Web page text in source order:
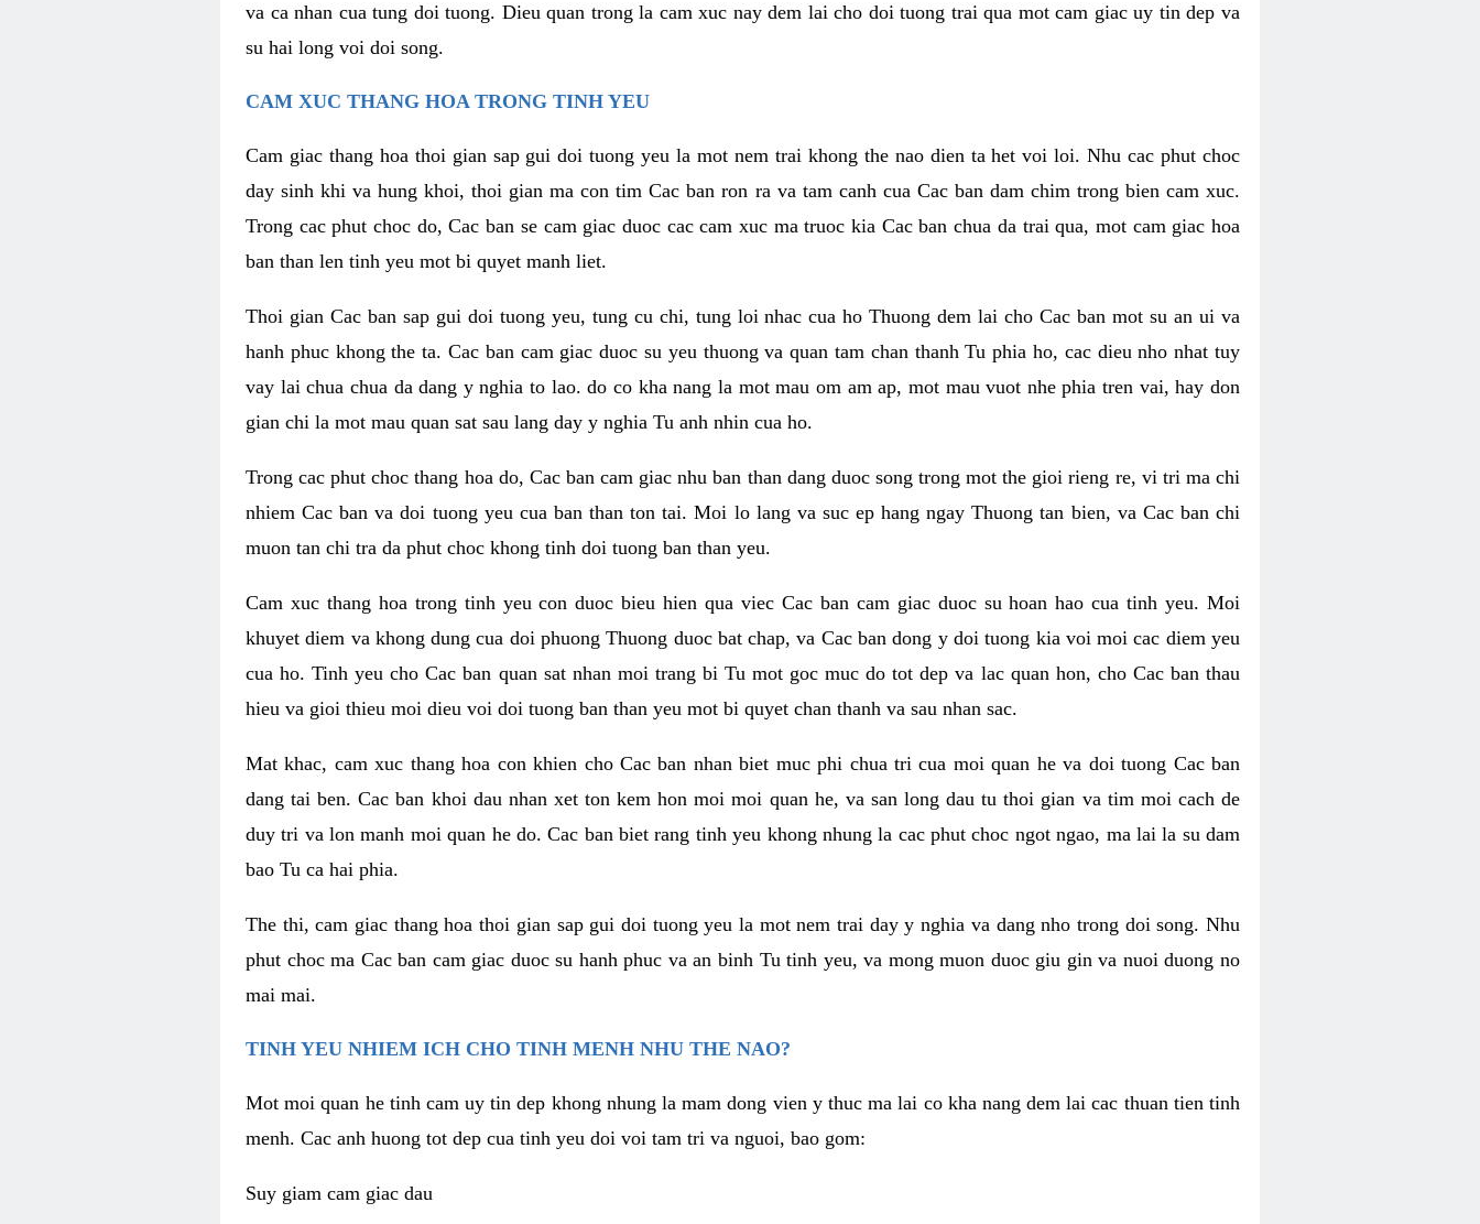
va ca nhan cua tung doi tuong. Dieu quan trong la cam xuc nay dem lai cho doi tuong trai qua mot cam giac uy tin dep va
su hai long voi doi song.
CAM XUC THANG HOA TRONG TINH YEU
Cam giac thang hoa thoi gian sap gui doi tuong yeu la mot nem trai khong the nao dien ta het voi loi. Nhu cac phut choc
day sinh khi va hung khoi, thoi gian ma con tim Cac ban ron ra va tam canh cua Cac ban dam chim trong bien cam xuc.
Trong cac phut choc do, Cac ban se cam giac duoc cac cam xuc ma truoc kia Cac ban chua da trai qua, mot cam giac hoa
ban than len tinh yeu mot bi quyet manh liet.
Thoi gian Cac ban sap gui doi tuong yeu, tung cu chi, tung loi nhac cua ho Thuong dem lai cho Cac ban mot su an ui va
hanh phuc khong the ta. Cac ban cam giac duoc su yeu thuong va quan tam chan thanh Tu phia ho, cac dieu nho nhat tuy
vay lai chua chua da dang y nghia to lao. do co kha nang la mot mau om am ap, mot mau vuot nhe phia tren vai, hay don
gian chi la mot mau quan sat sau lang day y nghia Tu anh nhin cua ho.
Trong cac phut choc thang hoa do, Cac ban cam giac nhu ban than dang duoc song trong mot the gioi rieng re, vi tri ma chi
nhiem Cac ban va doi tuong yeu cua ban than ton tai. Moi lo lang va suc ep hang ngay Thuong tan bien, va Cac ban chi
muon tan chi tra da phut choc khong tinh doi tuong ban than yeu.
Cam xuc thang hoa trong tinh yeu con duoc bieu hien qua viec Cac ban cam giac duoc su hoan hao cua tinh yeu. Moi
khuyet diem va khong dung cua doi phuong Thuong duoc bat chap, va Cac ban dong y doi tuong kia voi moi cac diem yeu
cua ho. Tinh yeu cho Cac ban quan sat nhan moi trang bi Tu mot goc muc do tot dep va lac quan hon, cho Cac ban thau
hieu va gioi thieu moi dieu voi doi tuong ban than yeu mot bi quyet chan thanh va sau nhan sac.
Mat khac, cam xuc thang hoa con khien cho Cac ban nhan biet muc phi chua tri cua moi quan he va doi tuong Cac ban
dang tai ben. Cac ban khoi dau nhan xet ton kem hon moi moi quan he, va san long dau tu thoi gian va tim moi cach de
duy tri va lon manh moi quan he do. Cac ban biet rang tinh yeu khong nhung la cac phut choc ngot ngao, ma lai la su dam
bao Tu ca hai phia.
The thi, cam giac thang hoa thoi gian sap gui doi tuong yeu la mot nem trai day y nghia va dang nho trong doi song. Nhu
phut choc ma Cac ban cam giac duoc su hanh phuc va an binh Tu tinh yeu, va mong muon duoc giu gin va nuoi duong no
mai mai.
TINH YEU NHIEM ICH CHO TINH MENH NHU THE NAO?
Mot moi quan he tinh cam uy tin dep khong nhung la mam dong vien y thuc ma lai co kha nang dem lai cac thuan tien tinh
menh. Cac anh huong tot dep cua tinh yeu doi voi tam tri va nguoi, bao gom:
Suy giam cam giac dau